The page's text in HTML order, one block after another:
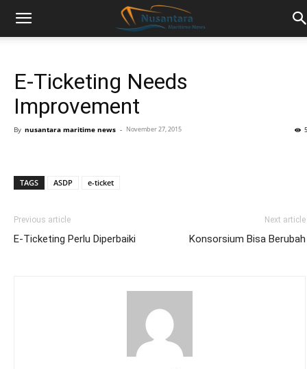
E-Ticketing Needs
Improvement
By nusantara maritime news - November 27, 2015
TAGS ASDP e-ticket
Previous article
E-Ticketing Perlu Diperbaiki
Next article
Konsorsium Bisa Berubah